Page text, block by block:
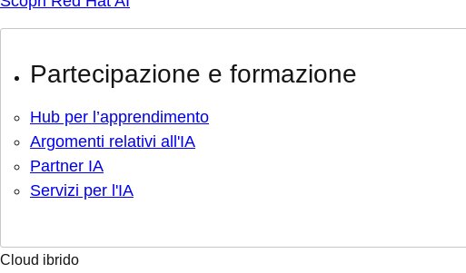
Partecipazione e formazione
Hub per l’apprendimento
Argomenti relativi all'IA
Partner IA
Servizi per l'IA
Cloud ibrido